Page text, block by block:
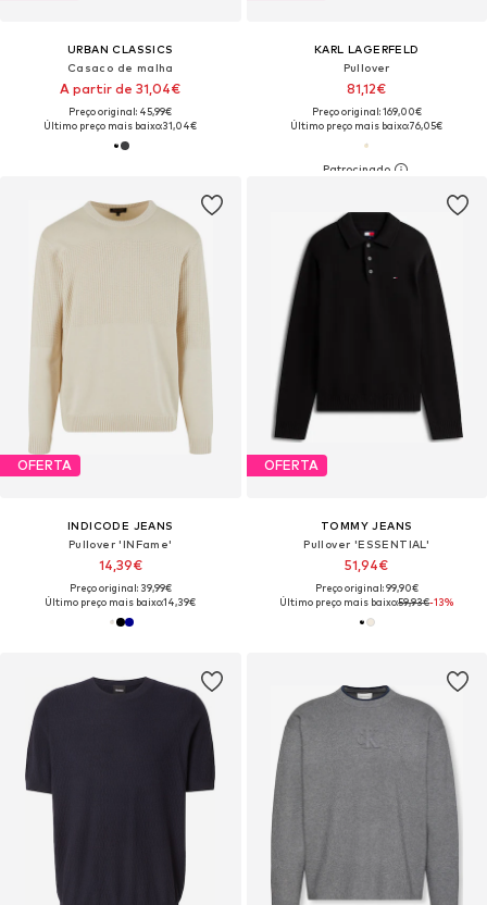
URBAN CLASSICS
Casaco de malha
A partir de 31,04€
Preço original: 45,99€
Último preço mais baixo:31,04€
KARL LAGERFELD
Pullover
81,12€
Preço original: 169,00€
Último preço mais baixo:76,05€
OFERTA
INDICODE JEANS
Pullover 'INFame'
14,39€
Preço original: 39,99€
Último preço mais baixo:14,39€
OFERTA
TOMMY JEANS
Pullover 'ESSENTIAL'
51,94€
Preço original: 99,90€
Último preço mais baixo:59,93€-13%